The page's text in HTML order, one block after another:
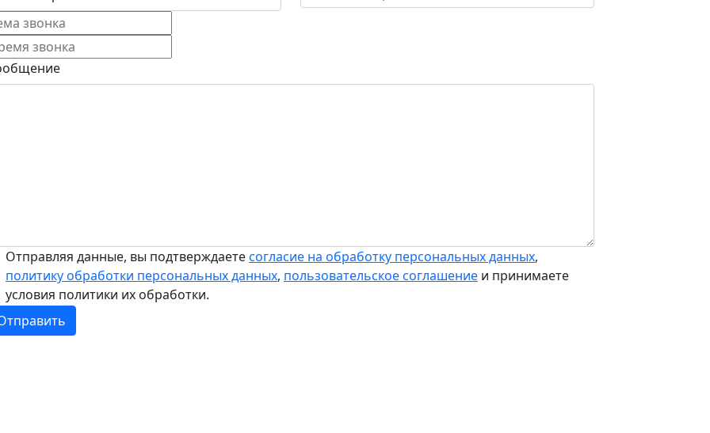
Отправляя данные, вы подтверждаетесогласие на обработку персональных данных,
политику обработки персональных данных, пользовательское соглашение и принимаете
условия политики их обработки.